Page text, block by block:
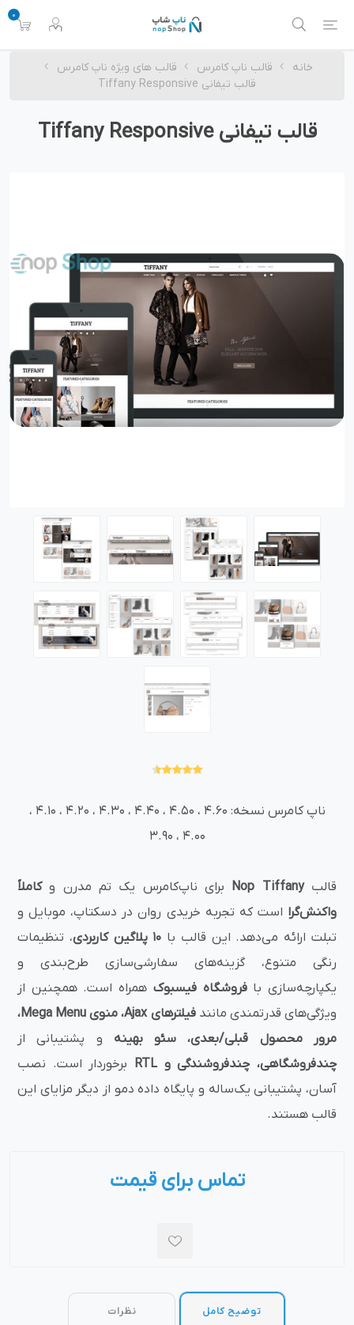
0
خانه قالب ناپ کامرس
قالب های ویژه ناپ کامرس
قالب تیفانی Tiffany Responsive
قالب تیفانی Tiffany Responsive
ناپ کامرس نسخه: 4.60 ، 4.50 ، 4.40 ، 4.30 ، 4.20 ، 4.10 ،
4.00 ، 3.90
قالبNop Tiffany برای ناپ‌کامرس یک تم مدرن وکاملاً
واکنش‌گرا است که تجربه خریدی روان در دسکتاپ، موبایل و
تبلت ارائه می‌دهد. این قالب با ۱۰ پلاگین کاربردی
، تنظیمات
رنگی متنوع، گزینه‌های سفارشی‌سازی طرح‌بندی و
یکپارچه‌سازی بافروشگاه فیسبوک همراه است. همچنین از
ویژگی‌های قدرتمندی مانند
فیلترهای Ajax، منوی Mega Menu،
مرور محصول قبلی/بعدی، سئو بهینه و پشتیبانی از
چندفروشگاهی، چندفروشندگی و RTL
برخوردار است. نصب
آسان، پشتیبانی یک‌ساله و پایگاه داده دمو از دیگر مزایای این
قالب هستند.
تماس برای قیمت
توضیح کامل نظرات